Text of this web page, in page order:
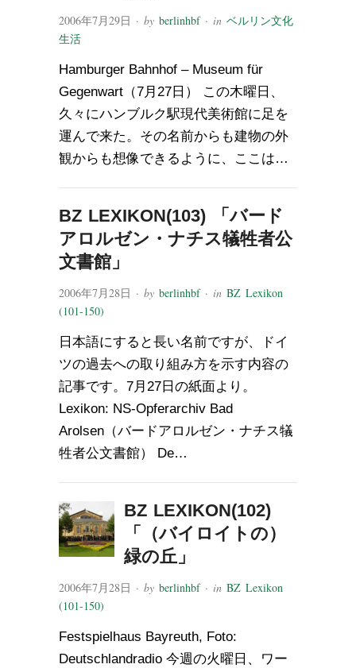
2006年7月29日 · by berlinhbf· in ベルリン文化
生活
Hamburger Bahnhof – Museum für
Gegenwart（7月27日） この木曜日、
久々にハンブルク駅現代美術館に足を
運んで来た。その名前からも建物の外
観からも想像できるように、ここは…
BZ LEXIKON(103) 「バード
アロルゼン・ナチス犠牲者公
文書館」
2006年7月28日 · by berlinhbf· in BZ Lexikon
(101-150)
日本語にすると長い名前ですが、ドイ
ツの過去への取り組み方を示す内容の
記事です。7月27日の紙面より。
Lexikon: NS-Opferarchiv Bad
Arolsen（バードアロルゼン・ナチス犠
牲者公文書館） De…
BZ LEXIKON(102)
「（バイロイトの）
緑の丘」
2006年7月28日 · by berlinhbf· in BZ Lexikon
(101-150)
Festspielhaus Bayreuth, Foto:
Deutschlandradio 今週の火曜日、ワー